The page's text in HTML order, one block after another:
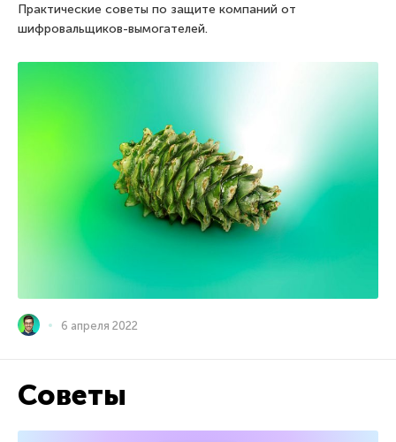
Практические советы по защите компаний от
шифровальщиков-вымогателей.
6 апреля 2022
Советы